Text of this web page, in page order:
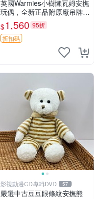
英國Warmies小樹懶瓦姆安撫
玩偶，全新正品附原廠吊牌與
防塵袋，內藏薰衣草可加熱，
適合各個年齡層，冷暖兩用享
受抱抱樂趣，不容錯過嚴選好
$1,560 95折
折扣碼
影視動漫CD專輯DVD 57
嚴選中古豆豆眼條紋安撫熊